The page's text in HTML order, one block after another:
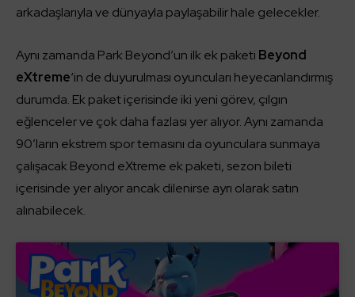
arkadaşlarıyla ve dünyayla paylaşabilir hale gelecekler.
Aynı zamanda Park Beyond’un ilk ek paketi Beyond
eXtreme‘in de duyurulması oyuncuları heyecanlandırmış
durumda. Ek paket içerisinde iki yeni görev, çılgın
eğlenceler ve çok daha fazlası yer alıyor. Aynı zamanda
90’ların ekstrem spor temasını da oyunculara sunmaya
çalışacak Beyond eXtreme ek paketi, sezon bileti
içerisinde yer alıyor ancak dilenirse ayrı olarak satın
alınabilecek.